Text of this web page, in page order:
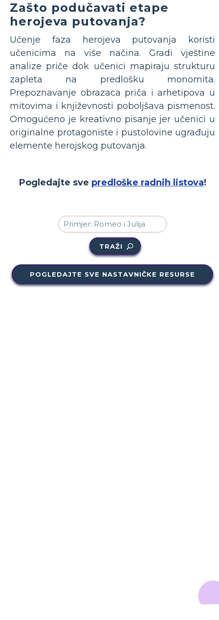
Zašto podučavati etape
herojeva putovanja?
Učenje faza herojeva putovanja koristi
učenicima na više načina. Gradi vještine
analize priče dok učenici mapiraju strukturu
zapleta na predlošku monomita.
Prepoznavanje obrazaca priča i arhetipova u
mitovima i književnosti poboljšava pismenost.
Omogućeno je kreativno pisanje jer učenici u
originalne protagoniste i pustolovine ugrađuju
elemente herojskog putovanja.
Pogledajte sve predloške radnih listova!
TRAŽI
POGLEDAJTE SVE NASTAVNIČKE RESURSE